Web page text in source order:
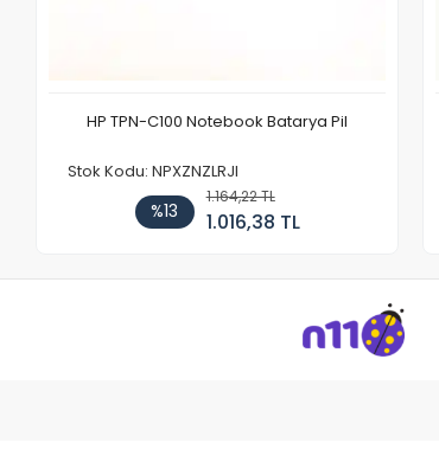
HP TPN-C100 Notebook Batarya Pil
Stok Kodu: NPXZNZLRJI
%13
1.164,22 TL
1.016,38 TL